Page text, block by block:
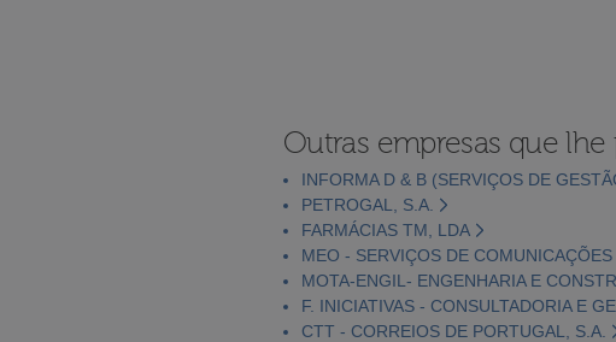
Outras empresas que
INFORMA D & B (SERVIÇOS DE
PETROGAL, S.A.
FARMÁCIAS TM, LDA
MEO - SERVIÇOS DE
MOTA-ENGIL- ENGENHARIA E
F. INICIATIVAS - CONSULTADORIA E
CTT - CORREIOS DE PORTUGAL, S.A.